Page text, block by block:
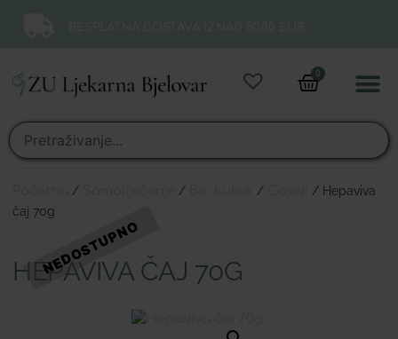
0
/ / /
/ Hepaviva
čaj 70g
HEPAVIVA ČAJ 70G